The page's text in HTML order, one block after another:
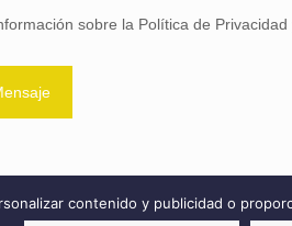
sobre la Política de
contenido y publicidad o